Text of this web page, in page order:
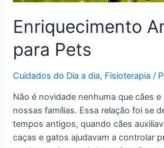
Enriquecimento
para Pets
Cuidados do Dia a dia, Fisioterapia /
Não é novidade nenhuma que cães
nossas famílias. Essa relação foi se
tempos antigos, quando cães
caças e gatos ajudavam a controlar